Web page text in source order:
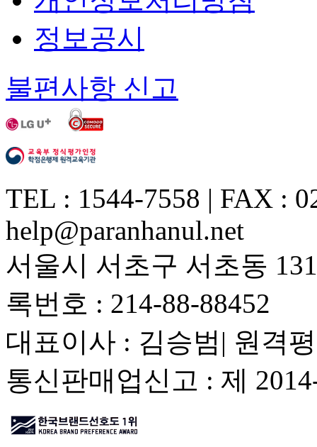
정보공시
불편사항 신고
TEL : 1544-7558 | FAX :
help@paranhanul.net
서울시 서초구 서초동
록번호 : 214-88-88452
대표이사 : 김승범| 원격
통신판매업신고 : 제